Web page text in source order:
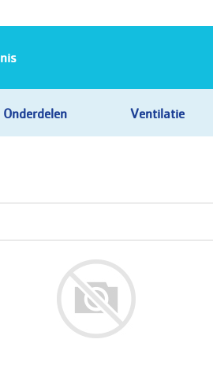
Onderdelen Ventilatie